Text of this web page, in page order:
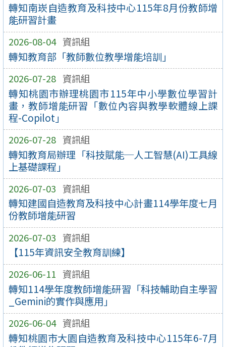
轉知南崁自造教育及科技中心115年8月份教師增
能研習計畫
2026-08-04 資訊組
轉知教育部「教師數位教學增能培訓」
2026-07-28 資訊組
轉知桃園市辦理桃園市115年中小學數位學習計
畫，教師增能研習「數位內容與教學軟體線上課
程-Copilot」
2026-07-28 資訊組
轉知教育局辦理「科技賦能─人工智慧(AI)工具線
上基礎課程」
2026-07-03 資訊組
轉知建國自造教育及科技中心計畫114學年度七月
份教師增能研習
2026-07-03 資訊組
【115年資訊安全教育訓練】
2026-06-11 資訊組
轉知114學年度教師增能研習「科技輔助自主學習
_Gemini的實作與應用」
2026-06-04 資訊組
轉知桃園市大園自造教育及科技中心115年6-7月